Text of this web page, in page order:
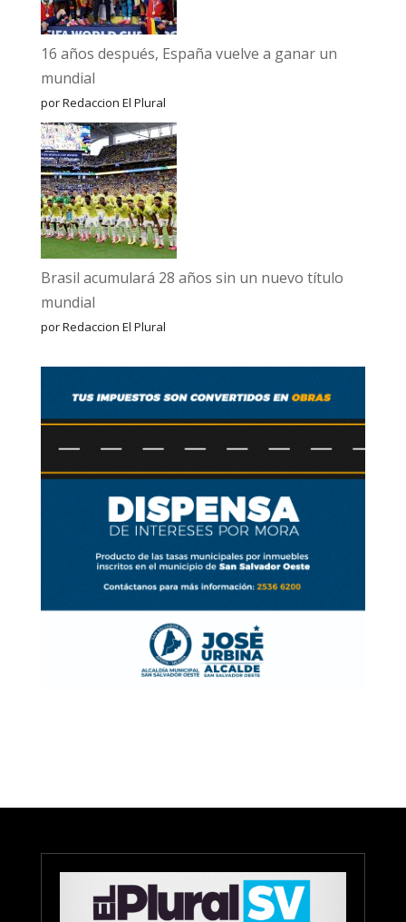
16 años después, España vuelve a ganar un
mundial
por Redaccion El Plural
Brasil acumulará 28 años sin un nuevo título
mundial
por Redaccion El Plural